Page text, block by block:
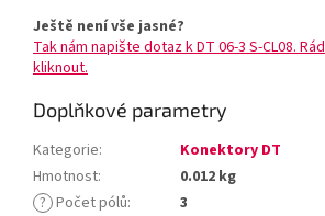
Ještě není vše jasné?
Tak nám napište dotaz k DT 06-3 S-CL08.
kliknout.
Doplňkové parametry
Kategorie:
Konektory DT
Hmotnost:
0.012 kg
? Počet pólů:
3